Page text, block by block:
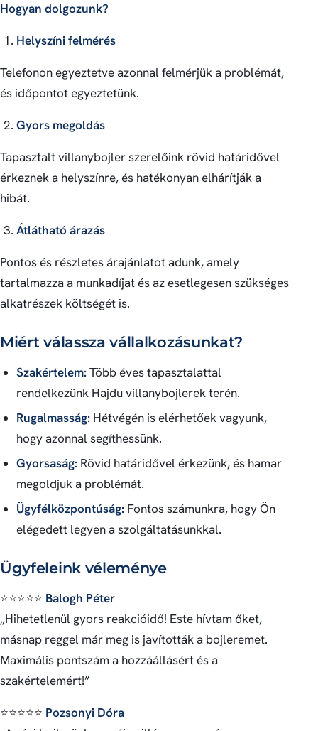
Hogyan dolgozunk?
Helyszíni felmérés
Telefonon egyeztetve azonnal felmérjük a problémát,
és időpontot egyeztetünk.
Gyors megoldás
Tapasztalt villanybojler szerelőink rövid határidővel
érkeznek a helyszínre, és hatékonyan elhárítják a
hibát.
Átlátható árazás
Pontos és részletes árajánlatot adunk, amely
tartalmazza a munkadíjat és az esetlegesen szükséges
alkatrészek költségét is.
Miért válassza vállalkozásunkat?
Szakértelem:Több éves tapasztalattal
rendelkezünk Hajdu villanybojlerek terén.
Rugalmasság: Hétvégén is elérhetőek vagyunk,
hogy azonnal segíthessünk.
Gyorsaság: Rövid határidővel érkezünk, és hamar
megoldjuk a problémát.
Ügyfélközpontúság: Fontos számunkra, hogy Ön
elégedett legyen a szolgáltatásunkkal.
Ügyfeleink véleménye
⭐⭐⭐⭐⭐ Balogh Péter
„Hihetetlenül gyors reakcióidő! Este hívtam őket,
másnap reggel már meg is javították a bojleremet.
Maximális pontszám a hozzáállásért és a
szakértelemért!”
⭐⭐⭐⭐⭐ Pozsonyi Dóra